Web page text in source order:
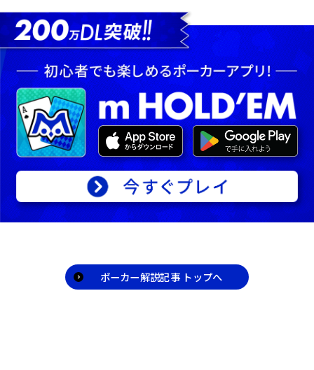
｢ブラインド｣の記事を読む
こと。 フォールド：勝負を降りて、このゲ
ームから離脱すること。 チェック：ベット
せずに順番をパスすること。自分より前のプ
レイヤーが誰もベットしていない場合にのみ
可能です。
｢ベット｣の記事を読む
テキサス・ホールデムでは、各プレイヤーに
2枚のハンド（手札）が配られます。その
後、5枚のコミュニティカードが公開されま
す（最初に3枚のフロップ、その後1枚ずつの
ターンとリバー）。プレイヤーは各ラウンド
でベットやフォールドなどのアクションを行
い、最終的に最強の役を持つプレイヤーが勝
者となります。
｢テキサスホールデムとは？｣の記事を
読む
｢マナー｣の記事を読む
ポーカー解説記事 トップへ